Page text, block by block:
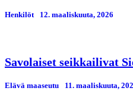
Henkilöt 12. maaliskuuta, 2026
Savolaiset seikkailivat
Elävä maaseutu 11. maaliskuuta,